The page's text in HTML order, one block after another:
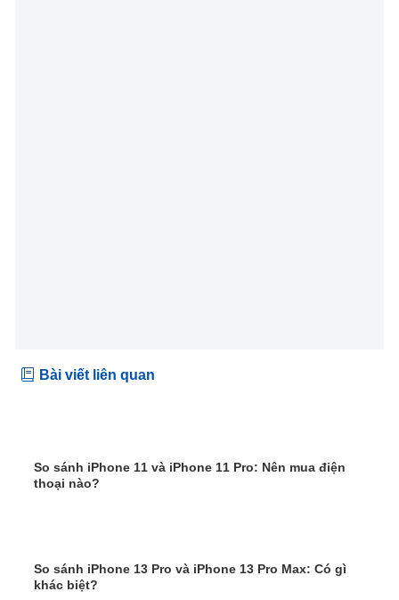
Bài viết liên quan
So sánh iPhone 11 và iPhone 11 Pro: Nên mua điện
thoại nào?
So sánh iPhone 13 Pro và iPhone 13 Pro Max: Có gì
khác biệt?